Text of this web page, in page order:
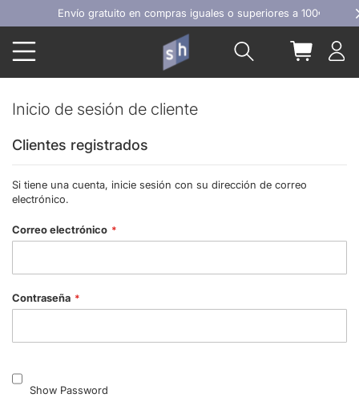
Ir
al
contenido
Envío gratuito en compras iguales o superiores a 100€
Buscar Mi
Inicio de sesión de cliente
Clientes registrados
Si tiene una cuenta, inicie sesión con su dirección de correo
electrónico.
Correo electrónico
Contraseña
Show Password